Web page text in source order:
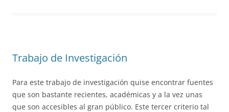
Trabajo de Investigación
Para este trabajo de investigación quise encontrar fuentes
que son bastante recientes, académicas y a la vez unas
que son accesibles al gran público. Este tercer criterio tal